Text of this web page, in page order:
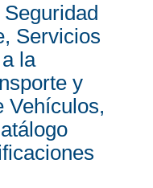
Servicios
la
y
Vehículos,